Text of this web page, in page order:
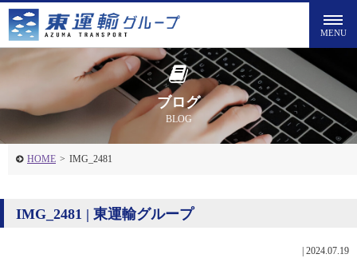
ブログ
BLOG
HOME > IMG_2481
IMG_2481 | 東運輸グループ
2024.07.19